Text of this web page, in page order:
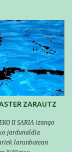
tarde muy buena y
terminado la
están en la recta final,
BRNPWR!
ZARAUTZ
II SARIA izango
jardunaldia
larunbatean